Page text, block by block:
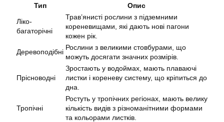
Тип
Опис
Ліко-
багаторічні
Трав’янисті рослини з підземними
кореневищами, які дають нові пагони
кожен рік.
Деревоподібні
Рослини з великими стовбурами, що
можуть досягати значних розмірів.
Прісноводні
Зростають у водоймах, мають плаваючі
листки і кореневу систему, що кріпиться до
дна.
Тропічні
Ростуть у тропічних регіонах, мають велику
кількість видів з різноманітними формами
та кольорами листків.